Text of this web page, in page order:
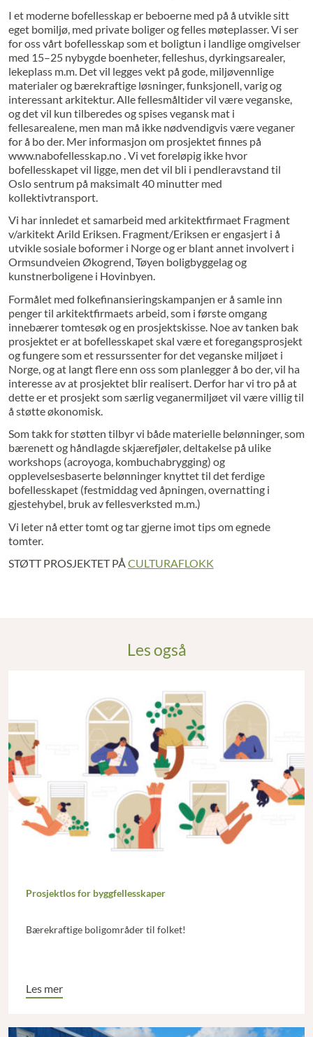
I et moderne bofellesskap er beboerne med på å utvikle sitt
eget bomiljø, med private boliger og felles møteplasser. Vi ser
for oss vårt bofellesskap som et boligtun i landlige omgivelser
med 15–25 nybygde boenheter, felleshus, dyrkingsarealer,
lekeplass m.m. Det vil legges vekt på gode, miljøvennlige
materialer og bærekraftige løsninger, funksjonell, varig og
interessant arkitektur. Alle fellesmåltider vil være veganske,
og det vil kun tilberedes og spises vegansk mat i
fellesarealene, men man må ikke nødvendigvis være veganer
for å bo der. Mer informasjon om prosjektet finnes på
www.nabofellesskap.no . Vi vet foreløpig ikke hvor
bofellesskapet vil ligge, men det vil bli i pendleravstand til
Oslo sentrum på maksimalt 40 minutter med
kollektivtransport.
Vi har innledet et samarbeid med arkitektfirmaet Fragment
v/arkitekt Arild Eriksen. Fragment/Eriksen er engasjert i å
utvikle sosiale boformer i Norge og er blant annet involvert i
Ormsundveien Økogrend, Tøyen boligbyggelag og
kunstnerboligene i Hovinbyen.
Formålet med folkefinansieringskampanjen er å samle inn
penger til arkitektfirmaets arbeid, som i første omgang
innebærer tomtesøk og en prosjektskisse. Noe av tanken bak
prosjektet er at bofellesskapet skal være et foregangsprosjekt
og fungere som et ressurssenter for det veganske miljøet i
Norge, og at langt flere enn oss som planlegger å bo der, vil ha
interesse av at prosjektet blir realisert. Derfor har vi tro på at
dette er et prosjekt som særlig veganermiljøet vil være villig til
å støtte økonomisk.
Som takk for støtten tilbyr vi både materielle belønninger, som
bærenett og håndlagde skjærefjøler, deltakelse på ulike
workshops (acroyoga, kombuchabrygging) og
opplevelsesbaserte belønninger knyttet til det ferdige
bofellesskapet (festmiddag ved åpningen, overnatting i
gjestehybel, bruk av fellesverksted m.m.)
Vi leter nå etter tomt og tar gjerne imot tips om egnede
tomter.
STØTT PROSJEKTET PÅCULTURAFLOKK
Les også
Prosjektlos for byggfellesskaper
Bærekraftige boligområder til folket!
Les mer